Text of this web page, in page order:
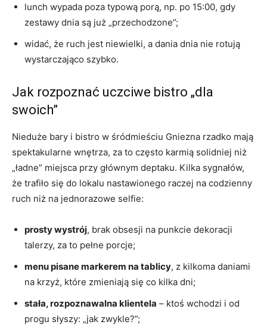
lunch wypada poza typową porą, np. po 15:00, gdy
zestawy dnia są już „przechodzone”;
widać, że ruch jest niewielki, a dania dnia nie rotują
wystarczająco szybko.
Jak rozpoznać uczciwe bistro „dla
swoich”
Nieduże bary i bistro w śródmieściu Gniezna rzadko mają
spektakularne wnętrza, za to często karmią solidniej niż
„ładne” miejsca przy głównym deptaku. Kilka sygnałów,
że trafiło się do lokalu nastawionego raczej na codzienny
ruch niż na jednorazowe selfie:
prosty wystrój, brak obsesji na punkcie dekoracji
talerzy, za to pełne porcje;
menu pisane markerem na tablicy, z kilkoma daniami
na krzyż, które zmieniają się co kilka dni;
stała, rozpoznawalna klientela – ktoś wchodzi i od
progu słyszy: „jak zwykle?”;